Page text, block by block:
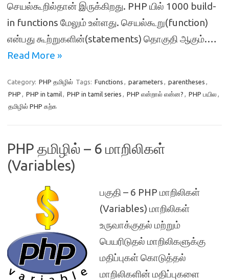
செயல்கூறில்தான் இருக்கிறது. PHP யில் 1000 build-
in functions மேலும் உள்ளது. செயல்கூறு(function)
என்பது கூற்றுகளின்(statements) தொகுதி ஆகும்.…
Read More »
Category: PHP தமிழில் Tags: Functions , parameters , parentheses ,
PHP , PHP in tamil, PHP in tamil series , PHP என்றால் என்ன? , PHP பயில ,
தமிழில் PHP கற்க
PHP தமிழில் – 6 மாறிலிகள்
(Variables)
பகுதி – 6 PHP மாறிலிகள்
(Variables) மாறிலிகள்
உருவாக்குதல் மற்றும்
பெயரிடுதல் மாறிலிகளுக்கு
மதிப்புகள் கொடுத்தல்
மாறிலிகளின் மதிப்புகளை